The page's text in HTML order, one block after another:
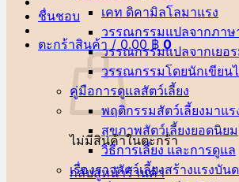
ชื่นชอบ
ตะกร้าสินค้า / 0.00 ฿ 0
ไม่มีสินค้าในตะกร้า
กลับสู่หน้าร้านค้า
เคท ดิคามิลโล
วรรณกรรมแปลจากภาษ
วรรณกรรมแปลจากเยอ
วรรณกรรมโดยนักเขียน
คู่มือการดูแลสัตว์เลี้ยง
พฤติกรรมสัตว์เลี้ยง
สุขภาพสัตว์เลี้ยง
วิธีการเลี้ยง และการดูแล
เรื่องราวสัตว์เลี้ยงสร้างแรงบัน